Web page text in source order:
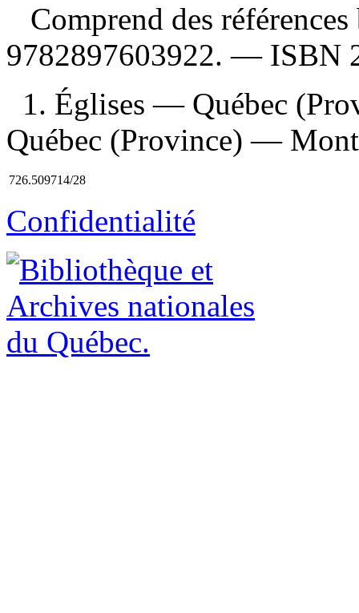
Comprend des
9782897603922. — ISBN
1. Églises — Québec
Québec (Province) —
726.509714/28
Confidentialité